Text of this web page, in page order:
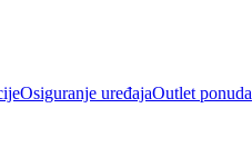
Osiguranje uređajaOutlet ponuda